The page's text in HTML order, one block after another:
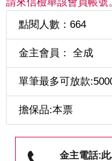
點閱人數：664
金主會員： 全成
單筆最多可放款
擔保品:本票
金主電話: